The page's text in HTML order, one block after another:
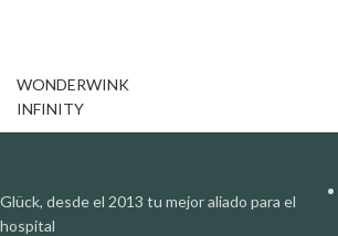
WONDERWINK
INFINITY
Glück, desde el 2013 tu mejor aliado para el
hospital